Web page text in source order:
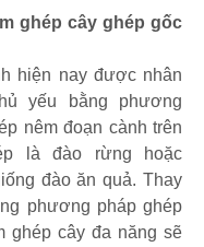
ghép cây ghép gốc
hiện nay được nhân
yếu bằng phương
nêm đoạn cành trên
là đào rừng hoặc
đào ăn quả. Thay
phương pháp ghép
ghép cây đa năng sẽ